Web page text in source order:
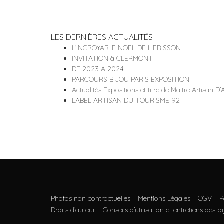
LES DERNIÈRES ACTUALITÉS
L’INCROYABLE NOEL DE HERISSON
INVITATION à CLERMONT
DE 2023 A 2024
PARCOURS BIJOU PARIS EXPOSITION
Actualités Expositions et titre de Maitre Artisan
LABEL ARTISAN DU TOURISME 92
Photos non contractuelles Mentions Légales CGV
Droits d’auteur
Conseils d’utilisation et entretiens des